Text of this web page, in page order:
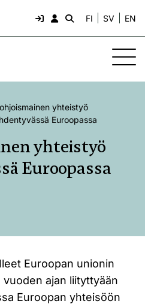
FI SV EN
yhteistyö
Euroopassa
yhteistyö
Euroopassa
Euroopan unionin
ajan liityttyään
Euroopan yhteisöön